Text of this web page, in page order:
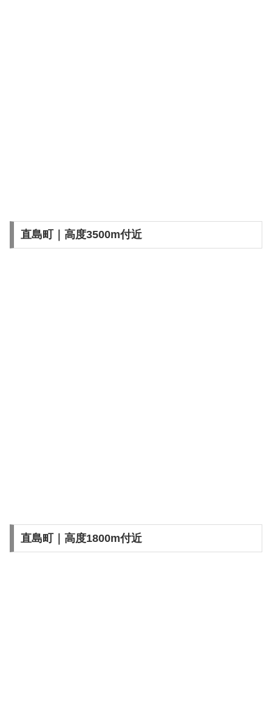
直島町｜高度3500m付近
直島町｜高度1800m付近